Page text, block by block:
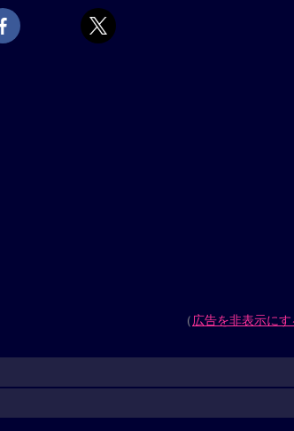
（広告を非表示にす